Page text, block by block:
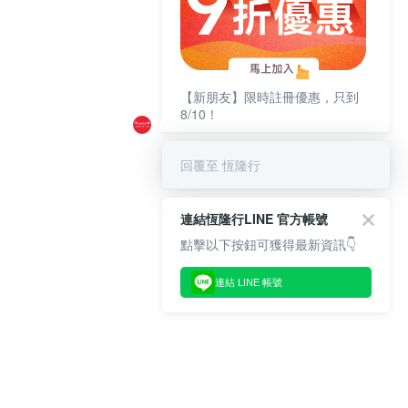
【新朋友】限時註冊優惠，只到
8/10！
回覆至 恆隆行
連結恆隆行LINE 官方帳號
點擊以下按鈕可獲得最新資訊👇
連結 LINE 帳號